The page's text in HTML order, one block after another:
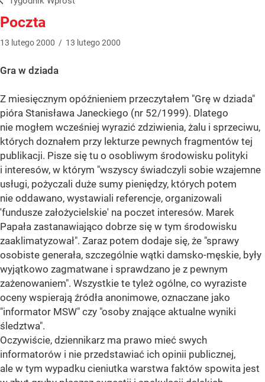
Poczta
13 lutego2000 / 13 lutego2000
Gra w dziada
Z miesięcznym opóźnieniem przeczytałem "Grę w dziada"
pióra Stanisława Janeckiego (nr 52/1999). Dlatego
nie mogłem wcześniej wyrazić zdziwienia, żalu i sprzeciwu,
których doznałem przy lekturze pewnych fragmentów tej
publikacji. Pisze się tu o osobliwym środowisku polityki
i interesów, w którym "wszyscy świadczyli sobie wzajemne
usługi, pożyczali duże sumy pieniędzy, których potem
nie oddawano, wystawiali referencje, organizowali
'fundusze założycielskie' na poczet interesów. Marek
Papała zastanawiająco dobrze się w tym środowisku
zaaklimatyzował". Zaraz potem dodaje się, że "sprawy
osobiste generała, szczególnie wątki damsko-męskie, były
wyjątkowo zagmatwane i sprawdzano je z pewnym
zażenowaniem". Wszystkie te tyleż ogólne, co wyraziste
oceny wspierają źródła anonimowe, oznaczane jako
"informator MSW" czy "osoby znające aktualne wyniki
śledztwa".
Oczywiście, dziennikarz ma prawo mieć swych
informatorów i nie przedstawiać ich opinii publicznej,
ale w tym wypadku cieniutka warstwa faktów spowita jest